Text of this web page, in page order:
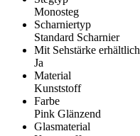
Monosteg
Scharniertyp
Standard Scharnier
Mit Sehstärke erhältlich
Ja
Material
Kunststoff
Farbe
Pink Glänzend
Glasmaterial